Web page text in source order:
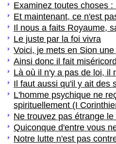
Examinez toutes choses
Et maintenant, ce n'est
Il nous a faits Royaume,
Le juste par la foi vivra
Voici, je mets en Sion
Ainsi donc il fait
Là où il n'y a pas de loi, il
Il faut aussi qu'il y ait des
L'homme psychique ne
spirituellement (I
Ne trouvez pas étrange
Quiconque d'entre vous
Notre lutte n'est pas